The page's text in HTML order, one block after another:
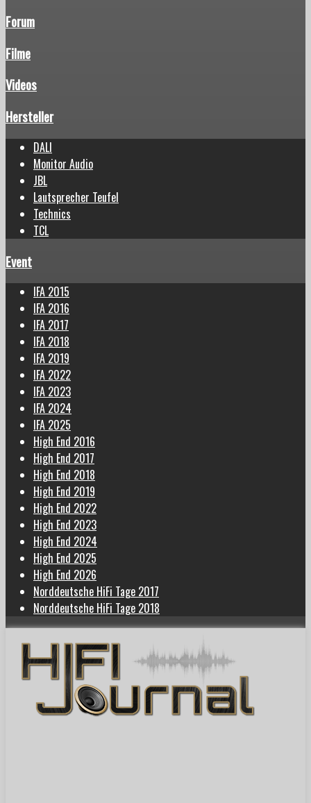
Forum
Filme
Videos
Hersteller
DALI
Monitor Audio
JBL
Lautsprecher Teufel
Technics
TCL
Event
IFA 2015
IFA 2016
IFA 2017
IFA 2018
IFA 2019
IFA 2022
IFA 2023
IFA 2024
IFA 2025
High End 2016
High End 2017
High End 2018
High End 2019
High End 2022
High End 2023
High End 2024
High End 2025
High End 2026
Norddeutsche HiFi Tage 2017
Norddeutsche HiFi Tage 2018